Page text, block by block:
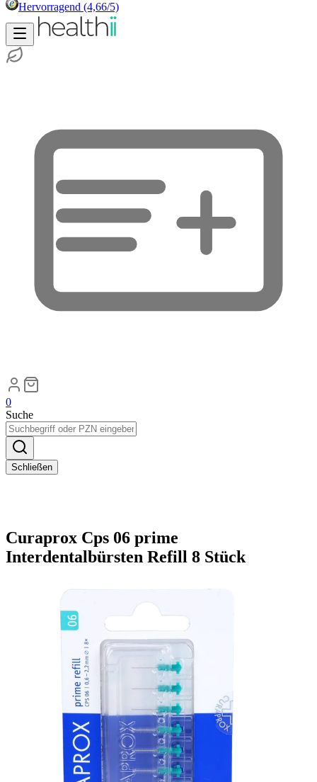
Hervorragend (4,66/5)
0
Suche
Schließen
Curaprox Cps 06 prime
Interdentalbürsten Refill 8 Stück